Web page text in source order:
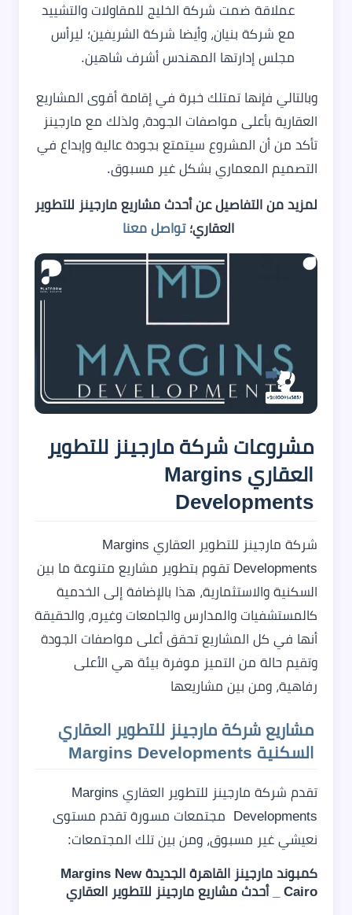
عملاقة ضمت شركة الخليج للمقاولات والتشييد
مع شركة بنيان، وأيضا شركة الشريفين؛ ليرأس
مجلس إدارتها المهندس أشرف شاهين.
وبالتالي فإنها تمتلك خبرة في إقامة أقوى المشاريع
العقارية بأعلى مواصفات الجودة، ولذلك مع مارجينز
تأكد من أن المشروع سيتمتع بجودة عالية وإبداع في
التصميم المعماري بشكل غير مسبوق.
لمزيد من التفاصيل عن أحدث مشاريع مارجينز للتطوير
العقاري؛تواصل معنا
مشروعات شركة مارجينز للتطوير
العقاري Margins
Developments
شركة مارجينز للتطوير العقاري Margins
Developments تقوم بتطوير مشاريع متنوعة ما بين
السكنية والاستثمارية، هذا بالإضافة إلى الخدمية
كالمستشفيات والمدارس والجامعات وغيره، والحقيقة
أنها في كل المشاريع تحقق أعلى مواصفات الجودة
وتقيم حالة من التميز موفرة بيئة هي الأعلى
رفاهية، ومن بين مشاريعها
مشاريع شركة مارجينز للتطوير العقاري
السكنية Margins Developments
تقدم شركة مارجينز للتطوير العقاري Margins
Developments مجتمعات مسورة تقدم مستوى
نعيشي غير مسبوق، ومن بين تلك المجتمعات:
كمبوند مارجينز القاهرة الجديدة Margins New
Cairo _ أحدث مشاريع مارجينز للتطوير العقاري